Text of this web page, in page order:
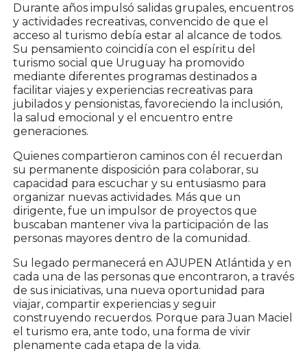
Durante años impulsó salidas grupales, encuentros
y actividades recreativas, convencido de que el
acceso al turismo debía estar al alcance de todos.
Su pensamiento coincidía con el espíritu del
turismo social que Uruguay ha promovido
mediante diferentes programas destinados a
facilitar viajes y experiencias recreativas para
jubilados y pensionistas, favoreciendo la inclusión,
la salud emocional y el encuentro entre
generaciones.
Quienes compartieron caminos con él recuerdan
su permanente disposición para colaborar, su
capacidad para escuchar y su entusiasmo para
organizar nuevas actividades. Más que un
dirigente, fue un impulsor de proyectos que
buscaban mantener viva la participación de las
personas mayores dentro de la comunidad.
Su legado permanecerá en AJUPEN Atlántida y en
cada una de las personas que encontraron, a través
de sus iniciativas, una nueva oportunidad para
viajar, compartir experiencias y seguir
construyendo recuerdos. Porque para Juan Maciel
el turismo era, ante todo, una forma de vivir
plenamente cada etapa de la vida.